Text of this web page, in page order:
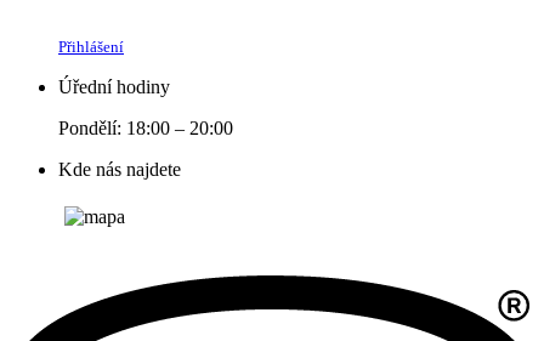
Přihlášení
Úřední hodiny
Pondělí: 18:00 – 20:00
Kde nás najdete